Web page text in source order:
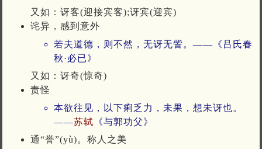
又如：讶客(迎接宾客);讶宾(迎宾)
诧异，感到意外
若夫道德，则不然，无讶无訾。——《吕氏春
秋·必已》
又如：讶奇(惊奇)
责怪
本欲往见，以下痢乏力，未果，想未讶也。
——苏轼 《与郭功父》
通“誉”(yù)。称人之美